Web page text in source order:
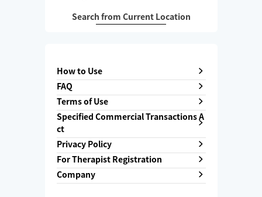
Search from Current Location
How to Use
FAQ
Terms of Use
Specified Commercial Transactions A
ct
Privacy Policy
For Therapist Registration
Company